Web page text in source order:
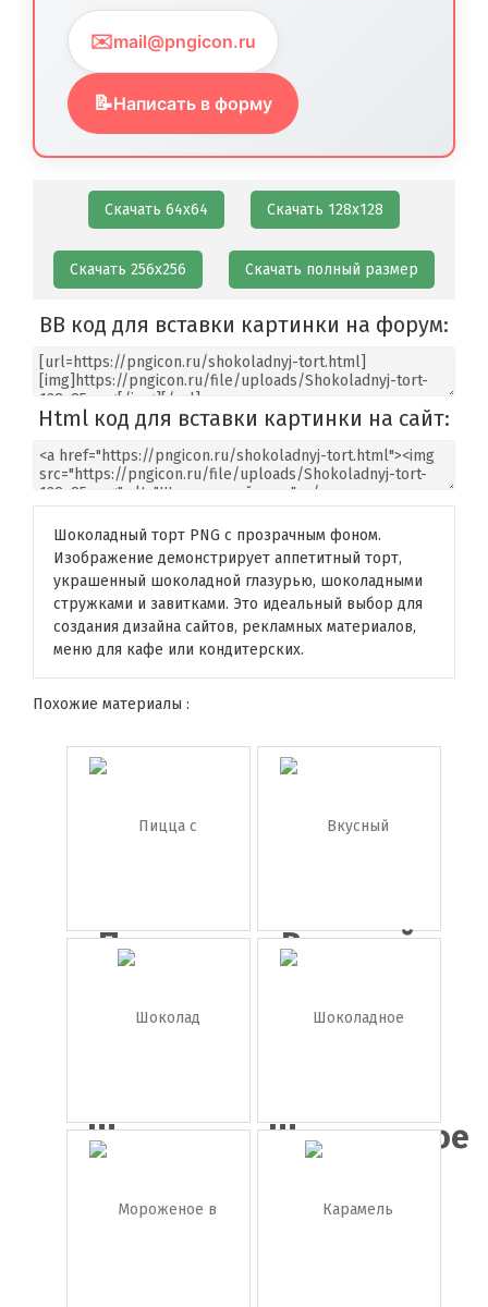
✉️mail@pngicon.ru
📝Написать в форму
Скачать 64х64 Скачать 128х128
Скачать 256х256 Скачать полный размер
BB код для вставки картинки на форум:
Html код для вставки картинки на сайт:
Шоколадный торт PNG с прозрачным фоном.
Изображение демонстрирует аппетитный торт,
украшенный шоколадной глазурью, шоколадными
стружками и завитками. Это идеальный выбор для
создания дизайна сайтов, рекламных материалов,
меню для кафе или кондитерских.
Похожие материалы :
Пицца с
грибами
Вкусный
розовый
т...
Шоколад
Шоколадное
печень...